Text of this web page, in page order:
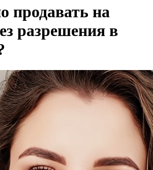
продавать на
разрешения в